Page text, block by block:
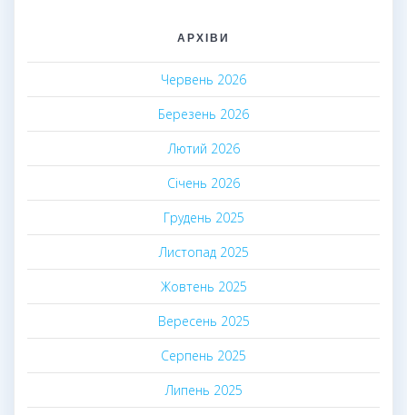
АРХІВИ
Червень 2026
Березень 2026
Лютий 2026
Січень 2026
Грудень 2025
Листопад 2025
Жовтень 2025
Вересень 2025
Серпень 2025
Липень 2025